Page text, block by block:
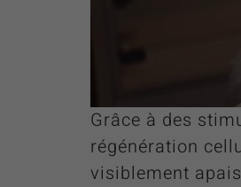
Grâce à des
régénération
visiblement